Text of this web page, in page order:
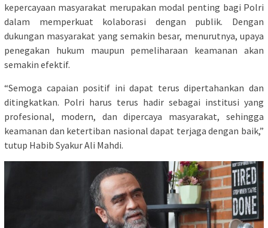
kepercayaan masyarakat merupakan modal penting bagi Polri
dalam memperkuat kolaborasi dengan publik. Dengan
dukungan masyarakat yang semakin besar, menurutnya, upaya
penegakan hukum maupun pemeliharaan keamanan akan
semakin efektif.
“Semoga capaian positif ini dapat terus dipertahankan dan
ditingkatkan. Polri harus terus hadir sebagai institusi yang
profesional, modern, dan dipercaya masyarakat, sehingga
keamanan dan ketertiban nasional dapat terjaga dengan baik,”
tutup Habib Syakur Ali Mahdi.